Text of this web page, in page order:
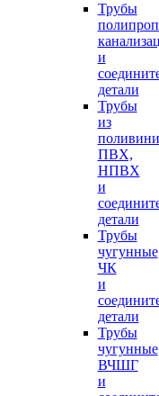
Трубы
и
детали
Трубы
из
ПВХ,
НПВХ
и
детали
Трубы
чугунные
ЧК
и
детали
Трубы
чугунные
ВЧШГ
и